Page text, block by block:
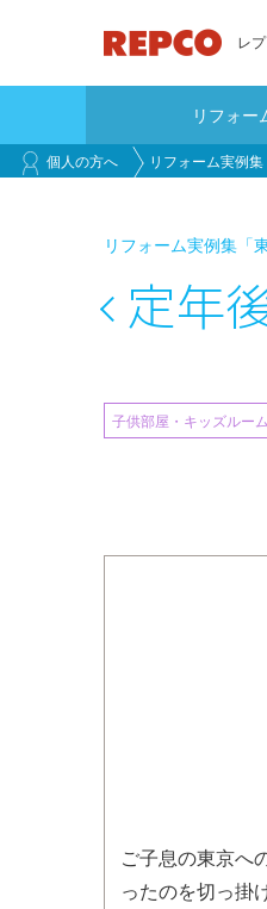
ン
ン
テ
レ
main_customer
リフォー
個人の方へ リフォーム実例集
リフォーム実例集 「
定年
子供部屋・キッズルーム
ご子息の東京へ
ったのを切っ掛